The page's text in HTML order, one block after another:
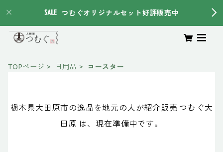
つむぐオリジナルセット好評販売中
TOPページ 日用品 コースター
栃木県大田原市の逸品を地元の人が紹介販売 つむぐ大
田原 は、現在準備中です。